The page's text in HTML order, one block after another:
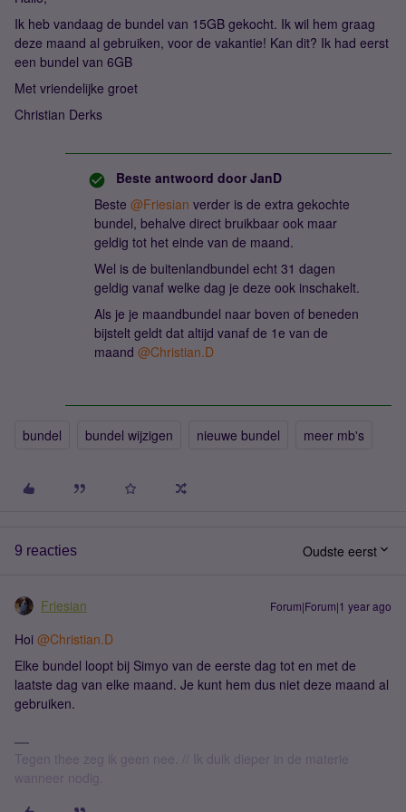
Ik heb vandaag de bundel van 15GB gekocht. Ik wil hem graag
deze maand al gebruiken, voor de vakantie! Kan dit? Ik had eerst
een bundel van 6GB
Met vriendelijke groet
Christian Derks
Beste antwoord door JanD
Beste ​ @Friesian verder is de extra gekochte
bundel, behalve direct bruikbaar ook maar
geldig tot het einde van de maand.
Wel is de buitenlandbundel echt 31 dagen
geldig vanaf welke dag je deze ook inschakelt.
Als je je maandbundel naar boven of beneden
bijstelt geldt dat altijd vanaf de 1e van de
maand ​ @Christian.D
bundel bundel wijzigen nieuwe bundel meer mb's
9 reacties Oudste eerst
Friesian Forum|Forum|1 year ago
Hoi ​ @Christian.D
Elke bundel loopt bij Simyo van de eerste dag tot en met de
laatste dag van elke maand. Je kunt hem dus niet deze maand al
gebruiken.
Tegen thee zeg ik geen nee. // Ik duik dieper in de materie
wanneer nodig.